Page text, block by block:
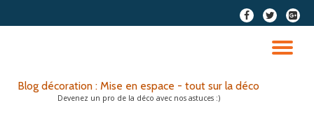
fa-
facebook
fa-
twitter
fa-
plus-
Blog décoration : Mise en espace - tout sur la déco
Devenez un pro de la déco avec nos astuces :)